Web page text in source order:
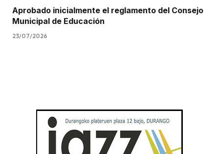
Aprobado inicialmente el reglamento del Consejo
Municipal de Educación
23/07/2026